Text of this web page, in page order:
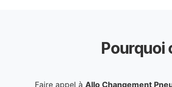
Pourquoi
Faire appel à Allo Changement